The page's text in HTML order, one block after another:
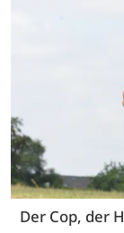
Der Cop, der